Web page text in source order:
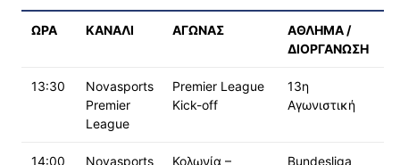
ΩΡΑ ΚΑΝΑΛΙ ΑΓΩΝΑΣ
ΑΘΛΗΜΑ /
ΔΙΟΡΓΑΝΩΣΗ
13:30
Novasports
Premier
League
Premier League
Kick-off
13η
Αγωνιστική
14:00 Novasports Κολωνία – Bundesliga